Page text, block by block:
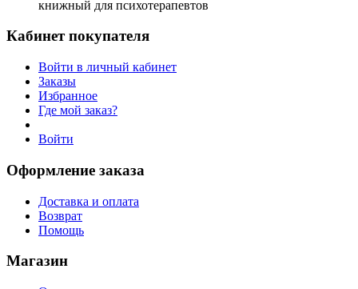
книжный для психотерапевтов
Кабинет покупателя
Войти в личный кабинет
Заказы
Избранное
Где мой заказ?
Войти
Оформление заказа
Доставка и оплата
Возврат
Помощь
Магазин